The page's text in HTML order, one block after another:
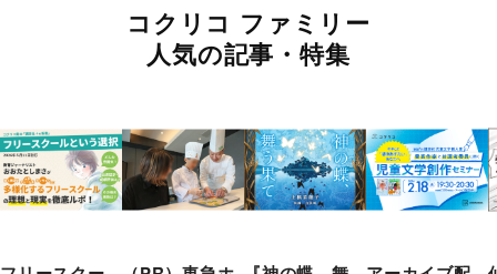
コクリコ ファミリー
人気の記事・特集